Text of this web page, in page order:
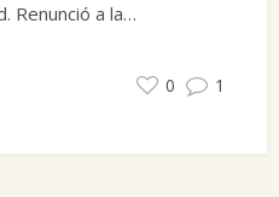
Renunció a la…
0 1